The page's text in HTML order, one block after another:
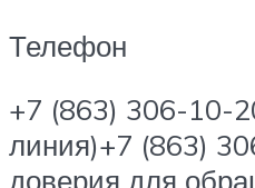
Телефон
+7 (863) 306-10-
линия)+7 (863)
доверия для